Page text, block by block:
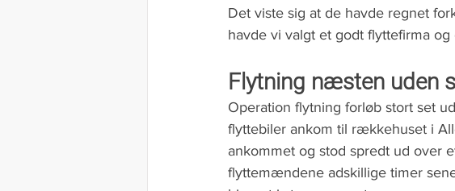
Det viste sig at de havde regnet
havde vi valgt et godt flyttefirma og
Flytning næsten uden
Operation flytning forløb stort set
flyttebiler ankom til rækkehuset i
ankommet og stod spredt ud over
flyttemændene adskillige timer